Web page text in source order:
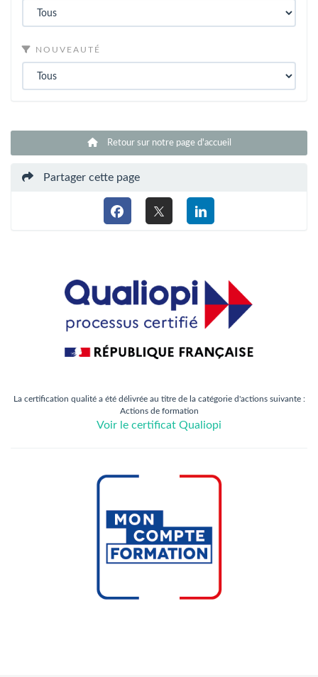
NOUVEAUTÉ
Retour sur notre page d'accueil
Partager cette page
La certification qualité a été délivrée au titre de la catégorie d'actions suivante :
Actions de formation
Voir le certificat Qualiopi